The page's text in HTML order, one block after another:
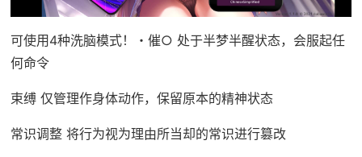
可使用4种洗脑模式！・催○ 处于半梦半醒状态，会服起任
何命令
束缚 仅管理作身体动作，保留原本的精神状态
常识调整 将行为视为理由所当却的常识进行篡改